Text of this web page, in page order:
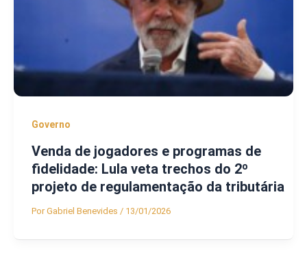
Governo
Venda de jogadores e programas de
fidelidade: Lula veta trechos do 2º
projeto de regulamentação da tributária
PorGabriel Benevides / 13/01/2026